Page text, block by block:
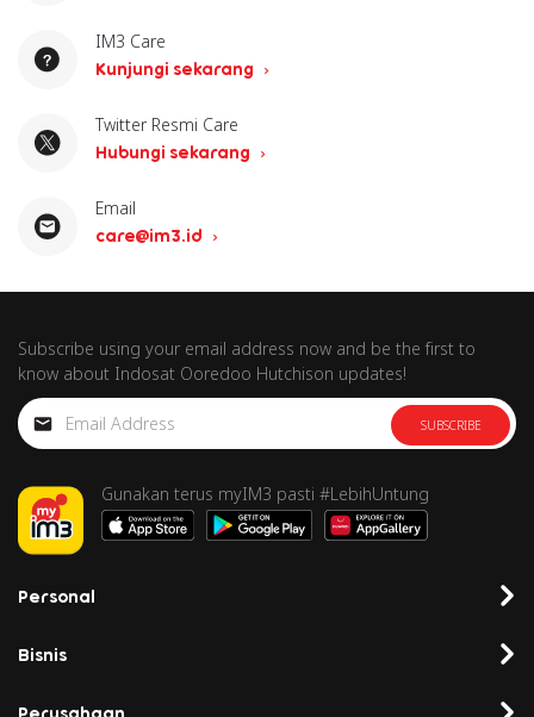
IM3 Care
Kunjungi sekarang
Twitter Resmi Care
Hubungi sekarang
Email
care@im3.id
Subscribe using your email address now and be the first to
know about Indosat Ooredoo Hutchison updates!
SUBSCRIBE
Gunakan terus myIM3 pasti #LebihUntung
Personal
Bisnis
Perusahaan